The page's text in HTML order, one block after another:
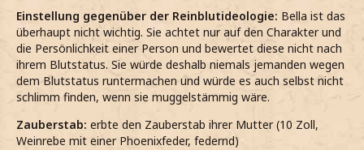
Einstellung gegenüber der Reinblutideologie: Bella ist das
überhaupt nicht wichtig. Sie achtet nur auf den Charakter und
die Persönlichkeit einer Person und bewertet diese nicht nach
ihrem Blutstatus. Sie würde deshalb niemals jemanden wegen
dem Blutstatus runtermachen und würde es auch selbst nicht
schlimm finden, wenn sie muggelstämmig wäre.
Zauberstab: erbte den Zauberstab ihrer Mutter (10 Zoll,
Weinrebe mit einer Phoenixfeder, federnd)